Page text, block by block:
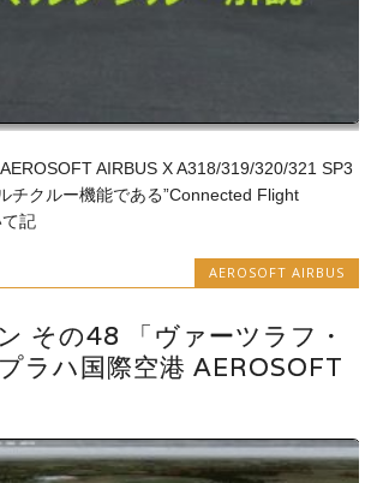
AIRBUS X A318/319/320/321 SP3
チクルー機能である”Connected Flight
記
AEROSOFT AIRBUS
その48 「ヴァーツラフ・
ラハ国際空港 AEROSOFT